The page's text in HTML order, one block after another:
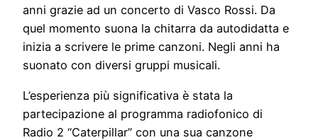
anni grazie ad un concerto di Vasco Rossi. Da
quel momento suona la chitarra da autodidatta e
inizia a scrivere le prime canzoni. Negli anni ha
suonato con diversi gruppi musicali.
L’esperienza più significativa è stata la
partecipazione al programma radiofonico di
Radio 2 “Caterpillar” con una sua canzone